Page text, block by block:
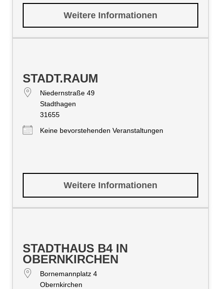
Weitere Informationen
STADT.RAUM
Niedernstraße 49
Stadthagen
31655
Keine bevorstehenden Veranstaltungen
Weitere Informationen
STADTHAUS B4 IN
OBERNKIRCHEN
Bornemannplatz 4
Obernkirchen